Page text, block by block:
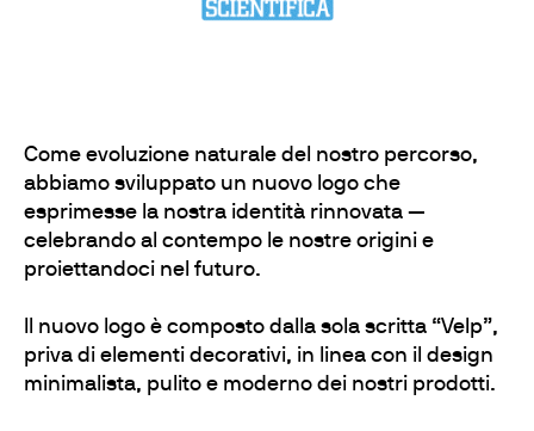
Come evoluzione naturale del nostro percorso,
abbiamo sviluppato un nuovo logo che
esprimesse la nostra identità rinnovata —
celebrando al contempo le nostre origini e
proiettandoci nel futuro.
Il nuovo logo è composto dalla sola scritta “Velp”,
priva di elementi decorativi, in linea con il design
minimalista, pulito e moderno dei nostri prodotti.